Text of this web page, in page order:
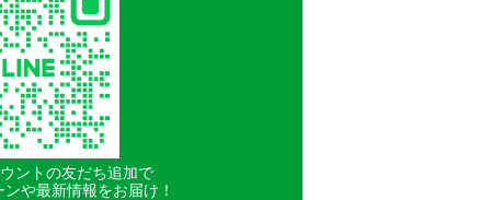
ントの友だち追加で
や最新情報をお届け！